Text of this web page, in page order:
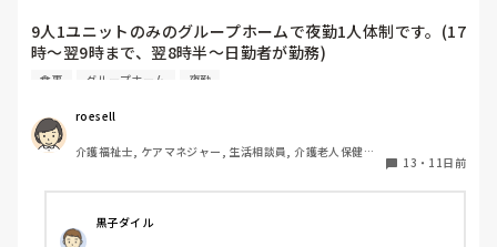
9人1ユニットのみのグループホームで夜勤1人体制です。(17
時〜翌9時まで、翌8時半〜日勤者が勤務)
朝食は夜勤者がご飯・汁物・主菜を作り、後片付け(食器洗
9時〜午前の活動開始です。
私自身は日勤のみで、グループホームでの夜勤はしたことが
ありません。
朝6時に朝食、口腔ケア後に居室誘導・二度寝、8時頃に再度
起こして検温・バイタル測定をしていますが、利用者・スタ
ッフ共に負担がかかってるのではと思っています。
食事 グループホーム 夜勤
roesell
介護福祉士, ケアマネジャー, 生活相談員, 介護老人保健施
13 ・ 11日前
黒子ダイル